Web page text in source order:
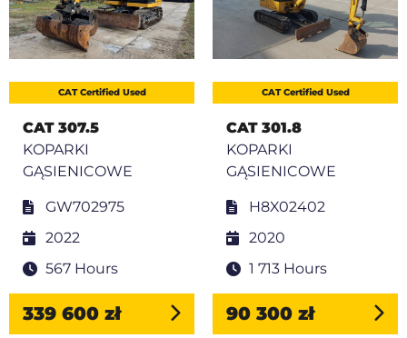
CAT Certified Used
CAT 307.5
KOPARKI
GĄSIENICOWE
GW702975
2022
567 Hours
339 600 zł
CAT Certified Used
CAT 301.8
KOPARKI
GĄSIENICOWE
H8X02402
2020
1 713 Hours
90 300 zł